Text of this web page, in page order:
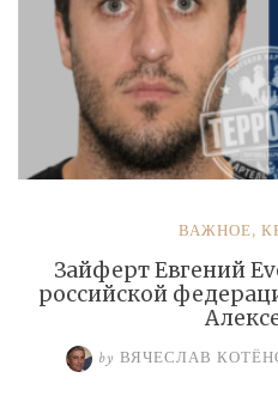
ВАЖНОЕ,
Зайферт Евгений
российской
by ВЯЧЕСЛАВ